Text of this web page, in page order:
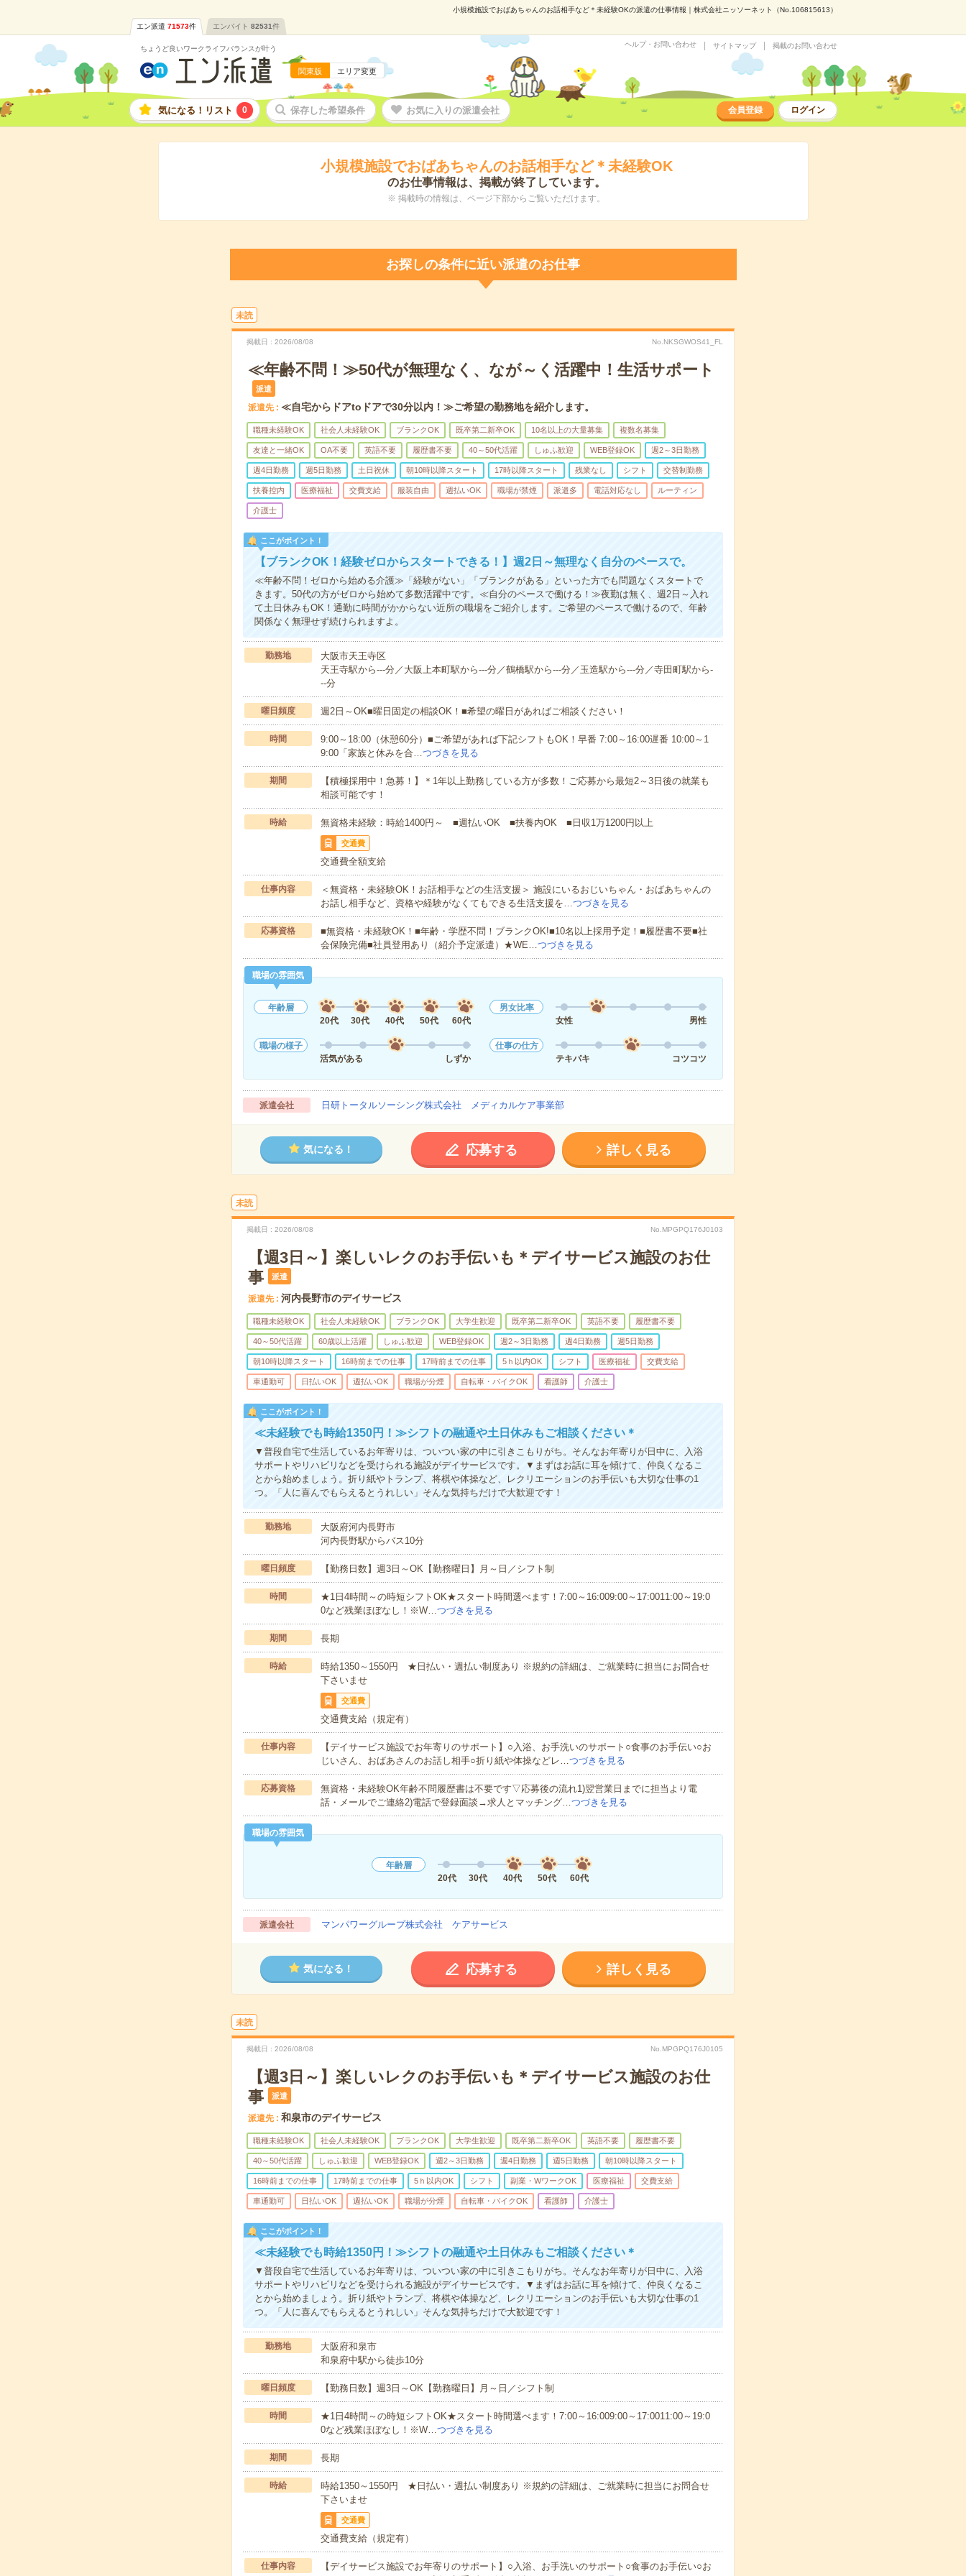
小規模施設でおばあちゃんのお話相手など＊未経験OKの派遣の仕事情報｜株式会社ニッソーネット（No.106815613）
エン派遣 71573件 エンバイト 82531件
ちょうど良いワークライフバランスが叶う
関東版 エリア変更
ヘルプ・お問い合わせ サイトマップ 掲載のお問い合わせ
気になる！リスト 0 保存した希望条件 お気に入りの派遣会社 会員登録 ログイン
小規模施設でおばあちゃんのお話相手など＊未経験OK
のお仕事情報は、掲載が終了しています。
※ 掲載時の情報は、ページ下部からご覧いただけます。
お探しの条件に近い派遣のお仕事
未読
掲載日 2026/08/08 No.NKSGWOS41_FL
≪年齢不問！≫50代が無理なく、なが～く活躍中！生活サポート
派遣
派遣先 ≪自宅からドアtoドアで30分以内！≫ご希望の勤務地を紹介します。
職種未経験OK 社会人未経験OK ブランクOK 既卒第二新卒OK 10名以上の大量募集 複数名募集
友達と一緒OK OA不要 英語不要 履歴書不要 40～50代活躍 しゅふ歓迎 WEB登録OK 週2～3日勤務
週4日勤務 週5日勤務 土日祝休 朝10時以降スタート 17時以降スタート 残業なし シフト 交替制勤務
扶養控内 医療福祉 交費支給 服装自由 週払いOK 職場が禁煙 派遣多 電話対応なし ルーティン
介護士
ここがポイント！
【ブランクOK！経験ゼロからスタートできる！】週2日～無理なく自分のペースで。
≪年齢不問！ゼロから始める介護≫「経験がない」「ブランクがある」といった方でも問題なくスタートで
きます。50代の方がゼロから始めて多数活躍中です。≪自分のペースで働ける！≫夜勤は無く、週2日～入れ
て土日休みもOK！通勤に時間がかからない近所の職場をご紹介します。ご希望のペースで働けるので、年齢
関係なく無理せず続けられますよ。
勤務地
大阪市天王寺区
天王寺駅から---分／大阪上本町駅から---分／鶴橋駅から---分／玉造駅から---分／寺田町駅から-
--分
曜日頻度 週2日～OK■曜日固定の相談OK！■希望の曜日があればご相談ください！
時間
9:00～18:00（休憩60分）■ご希望があれば下記シフトもOK！早番 7:00～16:00遅番 10:00～1
9:00「家族と休みを合…つづきを見る
期間
【積極採用中！急募！】＊1年以上勤務している方が多数！ご応募から最短2～3日後の就業も
相談可能です！
時給 無資格未経験：時給1400円～ ■週払いOK ■扶養内OK ■日収1万1200円以上
交通費
交通費全額支給
仕事内容
＜無資格・未経験OK！お話相手などの生活支援＞ 施設にいるおじいちゃん・おばあちゃんの
お話し相手など、資格や経験がなくてもできる生活支援を…つづきを見る
応募資格
■無資格・未経験OK！■年齢・学歴不問！ブランクOK!■10名以上採用予定！■履歴書不要■社
会保険完備■社員登用あり（紹介予定派遣）★WE…つづきを見る
職場の雰囲気
年齢層
20代
30代 40代 50代 60代
男女比率
女性
男性
職場の様子
活気がある
しずか
仕事の仕方
テキパキ
コツコツ
派遣会社 日研トータルソーシング株式会社 メディカルケア事業部
気になる！ 応募する 詳しく見る
未読
掲載日 2026/08/08 No.MPGPQ176J0103
【週3日～】楽しいレクのお手伝いも＊デイサービス施設のお仕
事
派遣
派遣先 河内長野市のデイサービス
職種未経験OK 社会人未経験OK ブランクOK 大学生歓迎 既卒第二新卒OK 英語不要 履歴書不要
40～50代活躍 60歳以上活躍 しゅふ歓迎 WEB登録OK 週2～3日勤務 週4日勤務 週5日勤務
朝10時以降スタート 16時前までの仕事 17時前までの仕事 5ｈ以内OK シフト 医療福祉 交費支給
車通勤可 日払いOK 週払いOK 職場が分煙 自転車・バイクOK 看護師 介護士
ここがポイント！
≪未経験でも時給1350円！≫シフトの融通や土日休みもご相談ください＊
▼普段自宅で生活しているお年寄りは、ついつい家の中に引きこもりがち。そんなお年寄りが日中に、入浴
サポートやリハビリなどを受けられる施設がデイサービスです。▼まずはお話に耳を傾けて、仲良くなるこ
とから始めましょう。折り紙やトランプ、将棋や体操など、レクリエーションのお手伝いも大切な仕事の1
つ。「人に喜んでもらえるとうれしい」そんな気持ちだけで大歓迎です！
勤務地
大阪府河内長野市
河内長野駅からバス10分
曜日頻度 【勤務日数】週3日～OK【勤務曜日】月～日／シフト制
時間
★1日4時間～の時短シフトOK★スタート時間選べます！7:00～16:009:00～17:0011:00～19:0
0など残業ほぼなし！※W…つづきを見る
期間 長期
時給
時給1350～1550円 ★日払い・週払い制度あり ※規約の詳細は、ご就業時に担当にお問合せ
下さいませ
交通費
交通費支給（規定有）
仕事内容
【デイサービス施設でお年寄りのサポート】○入浴、お手洗いのサポート○食事のお手伝い○お
じいさん、おばあさんのお話し相手○折り紙や体操などレ…つづきを見る
応募資格
無資格・未経験OK年齢不問履歴書は不要です▽応募後の流れ1)翌営業日までに担当より電
話・メールでご連絡2)電話で登録面談→求人とマッチング…つづきを見る
職場の雰囲気
年齢層
20代
30代 40代 50代 60代
派遣会社 マンパワーグループ株式会社 ケアサービス
気になる！ 応募する 詳しく見る
未読
掲載日 2026/08/08 No.MPGPQ176J0105
【週3日～】楽しいレクのお手伝いも＊デイサービス施設のお仕
事
派遣
派遣先 和泉市のデイサービス
職種未経験OK 社会人未経験OK ブランクOK 大学生歓迎 既卒第二新卒OK 英語不要 履歴書不要
40～50代活躍 しゅふ歓迎 WEB登録OK 週2～3日勤務 週4日勤務 週5日勤務 朝10時以降スタート
16時前までの仕事 17時前までの仕事 5ｈ以内OK シフト 副業・WワークOK 医療福祉 交費支給
車通勤可 日払いOK 週払いOK 職場が分煙 自転車・バイクOK 看護師 介護士
ここがポイント！
≪未経験でも時給1350円！≫シフトの融通や土日休みもご相談ください＊
▼普段自宅で生活しているお年寄りは、ついつい家の中に引きこもりがち。そんなお年寄りが日中に、入浴
サポートやリハビリなどを受けられる施設がデイサービスです。▼まずはお話に耳を傾けて、仲良くなるこ
とから始めましょう。折り紙やトランプ、将棋や体操など、レクリエーションのお手伝いも大切な仕事の1
つ。「人に喜んでもらえるとうれしい」そんな気持ちだけで大歓迎です！
勤務地
大阪府和泉市
和泉府中駅から徒歩10分
曜日頻度 【勤務日数】週3日～OK【勤務曜日】月～日／シフト制
時間
★1日4時間～の時短シフトOK★スタート時間選べます！7:00～16:009:00～17:0011:00～19:0
0など残業ほぼなし！※W…つづきを見る
期間 長期
時給
時給1350～1550円 ★日払い・週払い制度あり ※規約の詳細は、ご就業時に担当にお問合せ
下さいませ
交通費
交通費支給（規定有）
仕事内容
【デイサービス施設でお年寄りのサポート】○入浴、お手洗いのサポート○食事のお手伝い○お